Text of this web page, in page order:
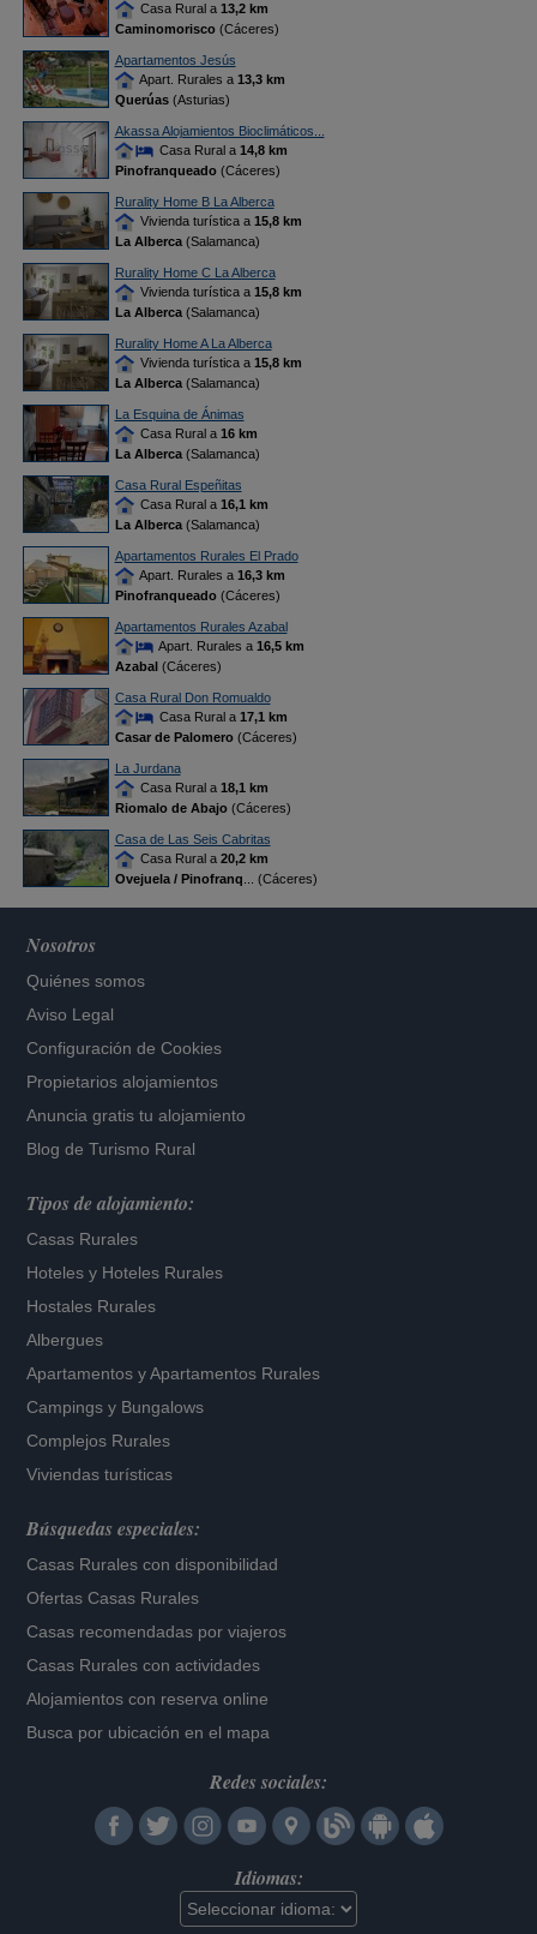
Casa Rural a 13,2 km
Caminomorisco(Cáceres)
Apartamentos Jesús
Apart. Rurales a 13,3 km
Querúas(Asturias)
Akassa Alojamientos Bioclimáticos...
Casa Rural a 14,8 km
Pinofranqueado(Cáceres)
Rurality Home B La Alberca
Vivienda turística a 15,8 km
La Alberca(Salamanca)
Rurality Home C La Alberca
Vivienda turística a 15,8 km
La Alberca(Salamanca)
Rurality Home A La Alberca
Vivienda turística a 15,8 km
La Alberca(Salamanca)
La Esquina de Ánimas
Casa Rural a 16 km
La Alberca(Salamanca)
Casa Rural Espeñitas
Casa Rural a 16,1 km
La Alberca(Salamanca)
Apartamentos Rurales El Prado
Apart. Rurales a 16,3 km
Pinofranqueado(Cáceres)
Apartamentos Rurales Azabal
Apart. Rurales a 16,5 km
Azabal(Cáceres)
Casa Rural Don Romualdo
Casa Rural a 17,1 km
Casar de Palomero(Cáceres)
La Jurdana
Casa Rural a 18,1 km
Riomalo de Abajo(Cáceres)
Casa de Las Seis Cabritas
Casa Rural a 20,2 km
Ovejuela / Pinofranq ... (Cáceres)
Nosotros
Quiénes somos
Aviso Legal
Configuración de Cookies
Propietarios alojamientos
Anuncia gratis tu alojamiento
Blog de Turismo Rural
Tipos de alojamiento:
Casas Rurales
Hoteles y Hoteles Rurales
Hostales Rurales
Albergues
Apartamentos yApartamentos Rurales
Campings y Bungalows
Complejos Rurales
Viviendas turísticas
Búsquedas especiales:
Casas Rurales con disponibilidad
Ofertas Casas Rurales
Casas recomendadas por viajeros
Casas Rurales con actividades
Alojamientos con reserva online
Busca por ubicación en el mapa
Redes sociales:
Idiomas: